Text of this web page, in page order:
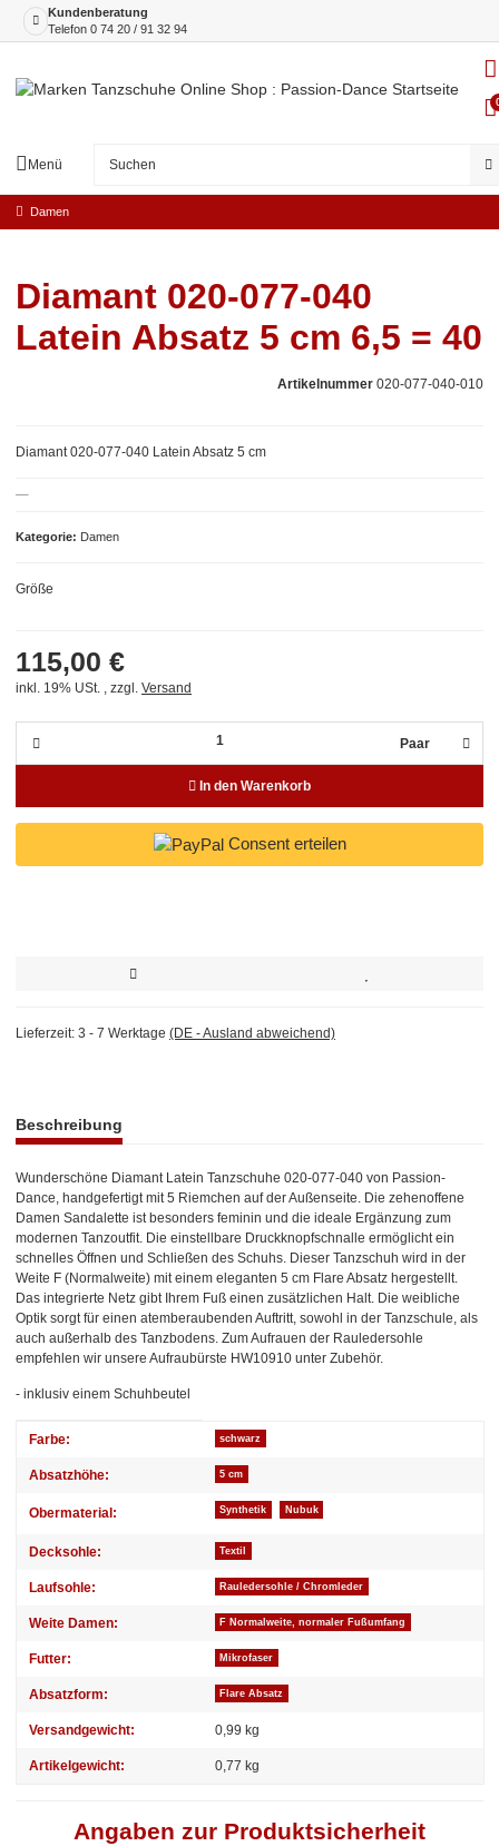
Kundenberatung
Telefon 0 74 20 / 91 32 94
Menü
Damen
Diamant 020-077-040
Latein Absatz 5 cm 6,5 = 40
Artikelnummer 020-077-040-010
Kategorie Damen
Diamant 020-077-040 Latein Absatz 5 cm
Größe
115,00 €
inkl. 19% USt. , zzgl. Versand
Paar
In den Warenkorb
Consent erteilen
Lieferzeit: 3 - 7 Werktage (DE - Ausland abweichend)
Beschreibung
Wunderschöne Diamant Latein Tanzschuhe 020-077-040 von Passion-
Dance, handgefertigt mit 5 Riemchen auf der Außenseite. Die zehenoffene
Damen Sandalette ist besonders feminin und die ideale Ergänzung zum
modernen Tanzoutfit. Die einstellbare Druckknopfschnalle ermöglicht ein
schnelles Öffnen und Schließen des Schuhs. Dieser Tanzschuh wird in der
Weite F (Normalweite) mit einem eleganten 5 cm Flare Absatz hergestellt.
Das integrierte Netz gibt Ihrem Fuß einen zusätzlichen Halt. Die weibliche
Optik sorgt für einen atemberaubenden Auftritt, sowohl in der Tanzschule, als
auch außerhalb des Tanzbodens. Zum Aufrauen der Rauledersohle
empfehlen wir unsere Aufraubürste HW10910 unter Zubehör.
- inklusiv einem Schuhbeutel
Produkteigenschaft
Wert
Farbe: schwarz
Absatzhöhe: 5 cm
Obermaterial: Synthetik Nubuk
Decksohle: Textil
Laufsohle: Rauledersohle / Chromleder
Weite Damen: F Normalweite, normaler Fußumfang
Futter: Mikrofaser
Absatzform: Flare Absatz
Versandgewicht: 0,99 kg
Artikelgewicht: 0,77 kg
Angaben zur Produktsicherheit